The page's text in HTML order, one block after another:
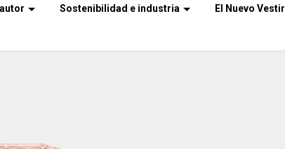
Sostenibilidad e industria El Nuevo Vestir